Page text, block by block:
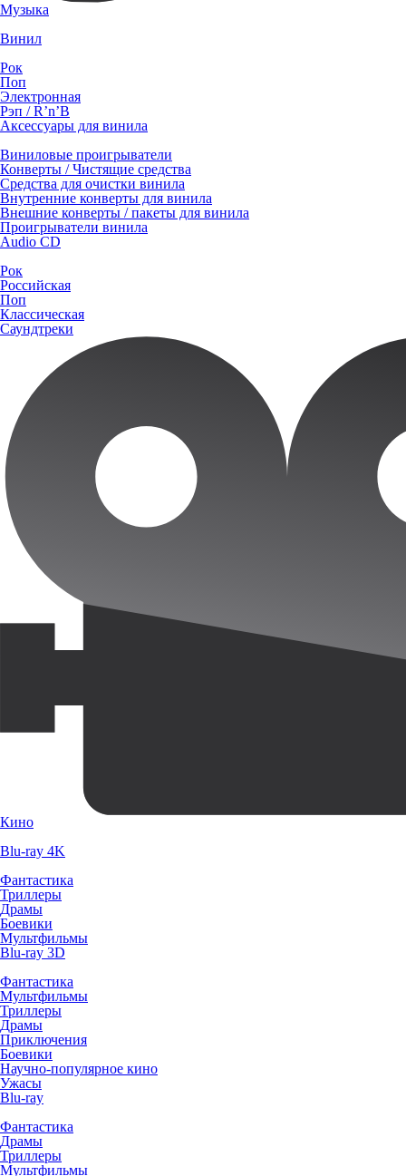
Музыка
Винил
Рок
Поп
Электронная
Рэп / R’n’B
Аксессуары для винила
Виниловые проигрыватели
Конверты / Чистящие средства
Средства для очистки винила
Внутренние конверты для винила
Внешние конверты / пакеты для винила
Проигрыватели винила
Audio CD
Рок
Российская
Поп
Классическая
Саундтреки
Кино
Blu-ray 4K
Фантастика
Триллеры
Драмы
Боевики
Мультфильмы
Blu-ray 3D
Фантастика
Мультфильмы
Триллеры
Драмы
Приключения
Боевики
Научно-популярное кино
Ужасы
Blu-ray
Фантастика
Драмы
Триллеры
Мультфильмы